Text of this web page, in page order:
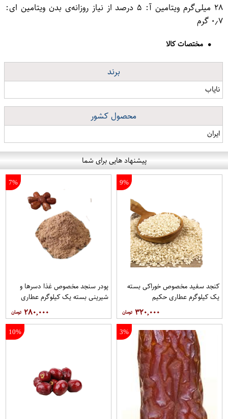
۲۸ میلی‌گرم ویتامین آ: ۵ درصد از نیاز روزانه‌ی بدن ویتامین ای:
۰٫۷ گرم
مختصات کالا
برند
نایاب
محصول کشور
ایران
پیشنهاد هایی برای شما
9%
کنجد سفید مخصوص خوراکی بسته
یک کیلوگرم عطاری حکیم
۳۲۰,۰۰۰
7%
پودر سنجد مخصوص غذا دسرها و
شیرینی بسته یک کیلوگرم عطاری
۲۸۰,۰۰۰
3%
10%